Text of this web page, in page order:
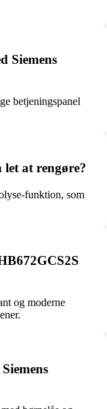
Siemens
betjeningspanel
let at rengøre?
funktion, som
og moderne